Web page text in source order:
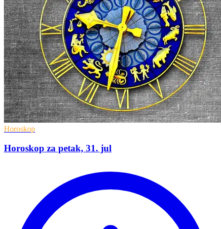
Horoskop
Horoskop za petak, 31. jul